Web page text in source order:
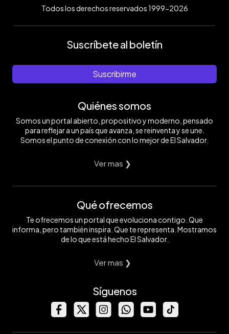
Todos los derechos reservados 1999-2026
Suscríbete al boletín
Suscribirme
Quiénes somos
Somos un portal abierto, propositivo y moderno, pensado
para reflejar a un país que avanza, se reinventa y se une.
Somos el punto de conexión con lo mejor de El Salvador.
Ver mas ❯
Qué ofrecemos
Te ofrecemos un portal que evoluciona contigo. Que
informa, pero también inspira. Que te representa. Mostramos
de lo que está hecho El Salvador.
Ver mas ❯
Síguenos